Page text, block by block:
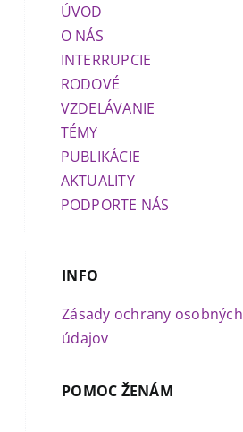
ÚVOD
O NÁS
INTERRUPCIE
RODOVÉ
VZDELÁVANIE
TÉMY
PUBLIKÁCIE
AKTUALITY
PODPORTE NÁS
INFO
Zásady ochrany osobných
údajov
POMOC ŽENÁM